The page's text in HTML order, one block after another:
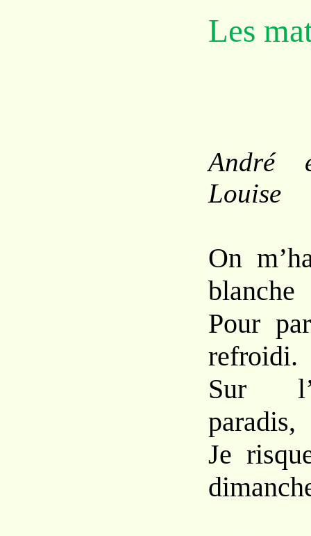
Les
André
Louise
On
blanche
Pour
refroidi.
Sur
paradis,
Je